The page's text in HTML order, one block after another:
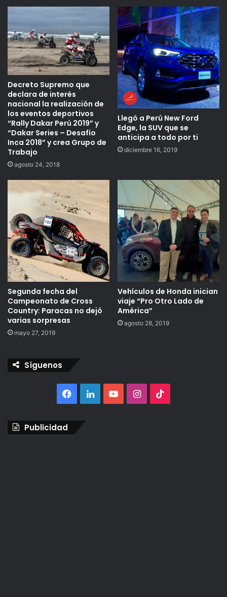
Decreto Supremo que
declara de interés
nacional la realización de
los eventos deportivos
“Rally Dakar Perú 2019” y
“Dakar Series – Desafío
Inca 2018” y crea Grupo de
Trabajo
agosto 24, 2018
Llegó a Perú New Ford
Edge, la SUV que se
anticipa a todo por ti
diciembre 16, 2019
Segunda fecha del
Campeonato de Cross
Country: Paracas no dejó
varias sorpresas
mayo 27, 2019
Vehículos de Honda inician
viaje “Pro Otro Lado de
América”
agosto 28, 2019
Síguenos
Facebook
LinkedInYouTubeInstagram
Publicidad